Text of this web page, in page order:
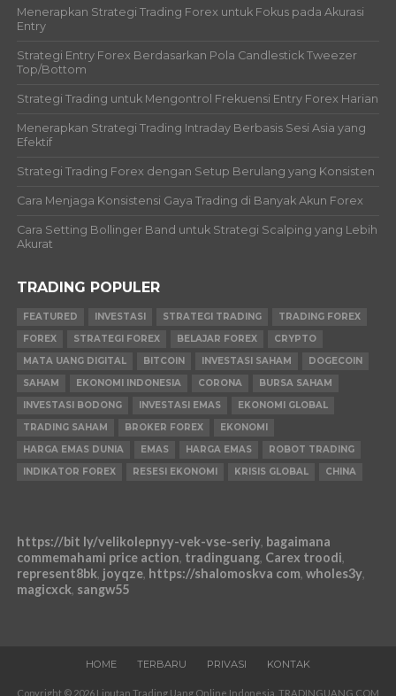
Menerapkan Strategi Trading Forex untuk Fokus pada Akurasi
Entry
Strategi Entry Forex Berdasarkan Pola Candlestick Tweezer
Top/Bottom
Strategi Trading untuk Mengontrol Frekuensi Entry Forex Harian
Menerapkan Strategi Trading Intraday Berbasis Sesi Asia yang
Efektif
Strategi Trading Forex dengan Setup Berulang yang Konsisten
Cara Menjaga Konsistensi Gaya Trading di Banyak Akun Forex
Cara Setting Bollinger Band untuk Strategi Scalping yang Lebih
Akurat
TRADING POPULER
FEATURED INVESTASI STRATEGI TRADING
TRADING FOREX
FOREX
STRATEGI FOREX BELAJAR FOREX
CRYPTO
MATA UANG DIGITAL
BITCOIN INVESTASI SAHAM
DOGECOIN
SAHAM
EKONOMI INDONESIA CORONA
BURSA SAHAM
INVESTASI BODONG
INVESTASI EMAS
EKONOMI GLOBAL
TRADING SAHAM
BROKER FOREX
EKONOMI
HARGA EMAS DUNIA
EMAS HARGA EMAS
ROBOT TRADING
INDIKATOR FOREX
RESESI EKONOMI KRISIS GLOBAL CHINA
https://bit ly/velikolepnyy-vek-vse-seriy, bagaimana
commemahami price action, tradinguang, Carex troodi,
represent8bk, joyqze, https://shalomoskva com, wholes3y,
magicxck, sangw55
HOME TERBARU PRIVASI KONTAK
Copyright © 2026 Liputan Trading Uang Online Indonesia. TRADINGUANG.COM